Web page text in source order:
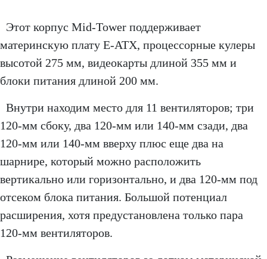
Этот корпус Mid-Tower поддерживает
материнскую плату E-ATX, процессорные кулеры
высотой 275 мм, видеокарты длиной 355 мм и
блоки питания длиной 200 мм.
Внутри находим место для 11 вентиляторов; три
120-мм сбоку, два 120-мм или 140-мм сзади, два
120-мм или 140-мм вверху плюс еще два на
шарнире, который можно расположить
вертикально или горизонтально, и два 120-мм под
отсеком блока питания. Большой потенциал
расширения, хотя предустановлена ​​только пара
120-мм вентиляторов.